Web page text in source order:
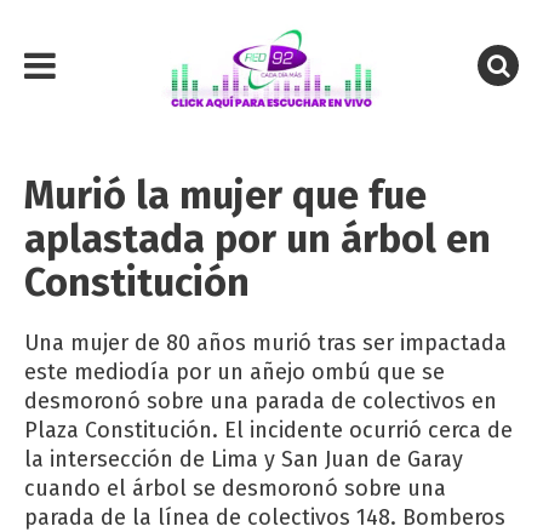
Murió la mujer que fue
aplastada por un árbol en
Constitución
Una mujer de 80 años murió tras ser impactada
este mediodía por un añejo ombú que se
desmoronó sobre una parada de colectivos en
Plaza Constitución. El incidente ocurrió cerca de
la intersección de Lima y San Juan de Garay
cuando el árbol se desmoronó sobre una
parada de la línea de colectivos 148. Bomberos